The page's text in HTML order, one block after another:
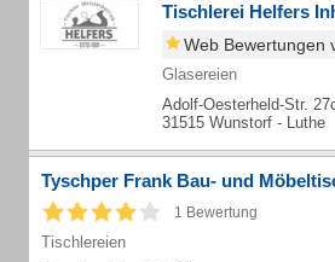
Tischlerei Helfers
Web Bewertungen
Glasereien
Adolf-Oesterheld-Str.
31515 Wunstorf - Luthe
Tyschper Frank Bau- und
1 Bewertung
Tischlereien